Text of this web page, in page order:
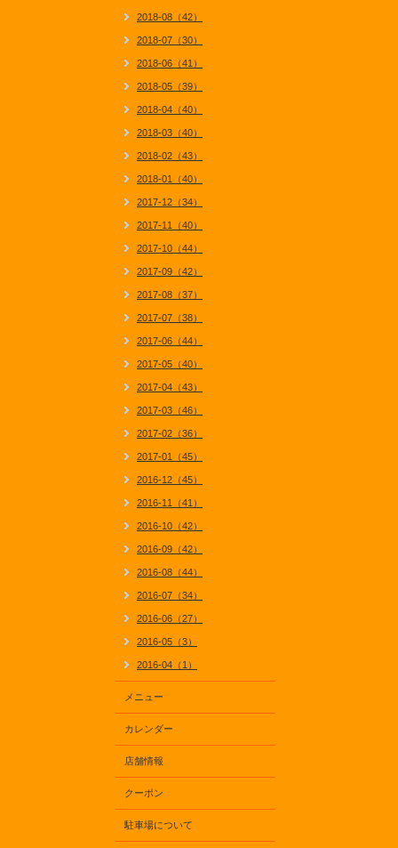
2018-08（42）
2018-07（30）
2018-06（41）
2018-05（39）
2018-04（40）
2018-03（40）
2018-02（43）
2018-01（40）
2017-12（34）
2017-11（40）
2017-10（44）
2017-09（42）
2017-08（37）
2017-07（38）
2017-06（44）
2017-05（40）
2017-04（43）
2017-03（46）
2017-02（36）
2017-01（45）
2016-12（45）
2016-11（41）
2016-10（42）
2016-09（42）
2016-08（44）
2016-07（34）
2016-06（27）
2016-05（3）
2016-04（1）
メニュー
カレンダー
店舗情報
クーポン
駐車場について